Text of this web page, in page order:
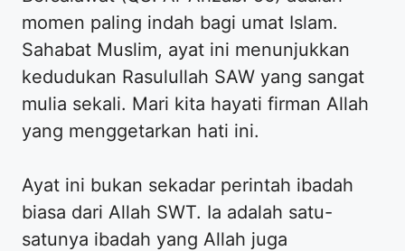
momen paling indah bagi umat Islam.
Sahabat Muslim, ayat ini menunjukkan
kedudukan Rasulullah SAW yang sangat
mulia sekali. Mari kita hayati firman Allah
yang menggetarkan hati ini.
Ayat ini bukan sekadar perintah ibadah
biasa dari Allah SWT. Ia adalah satu-
satunya ibadah yang Allah juga